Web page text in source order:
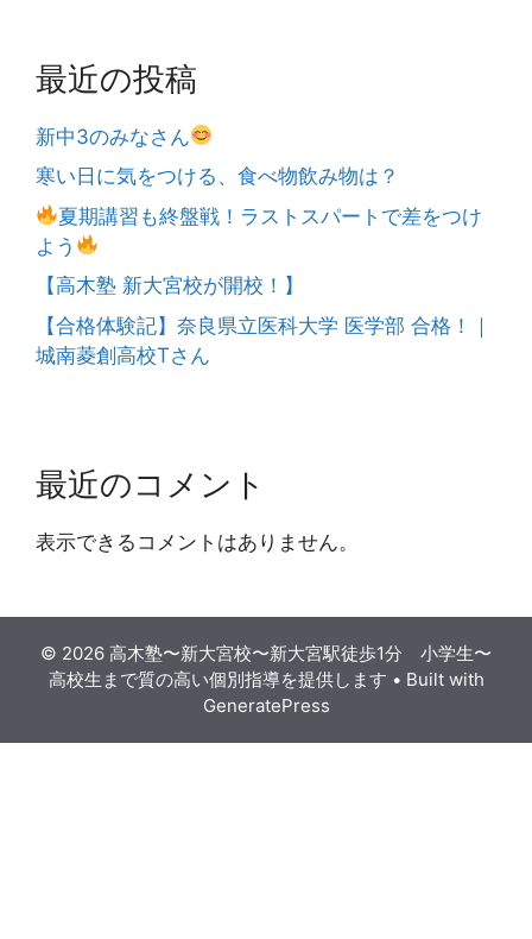
最近の投稿
新中3のみなさん
寒い日に気をつける、食べ物飲み物は？
夏期講習も終盤戦！ラストスパートで差をつけ
よう
【高木塾 新大宮校が開校！】
【合格体験記】奈良県立医科大学 医学部 合格！｜
城南菱創高校Tさん
最近のコメント
表示できるコメントはありません。
© 2026 高木塾〜新大宮校〜新大宮駅徒歩1分 小学生〜
高校生まで質の高い個別指導を提供します • Built with
GeneratePress